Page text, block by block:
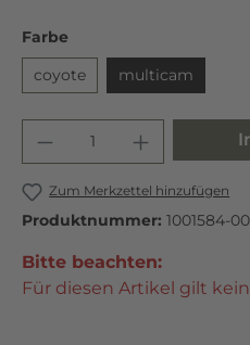
Farbe
coyote
multicam
Zum Merkzettel hinzufügen
Produktnummer: 1001584-
Bitte beachten:
Für diesen Artikel gilt